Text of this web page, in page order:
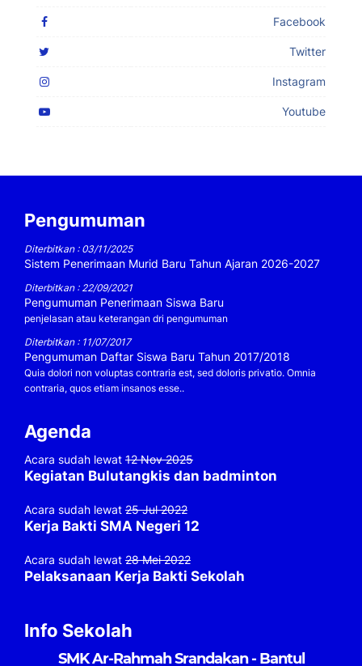
Facebook
Twitter
Instagram
Youtube
Pengumuman
Diterbitkan : 03/11/2025
Sistem Penerimaan Murid Baru Tahun Ajaran 2026-2027
Diterbitkan : 22/09/2021
Pengumuman Penerimaan Siswa Baru
penjelasan atau keterangan dri pengumuman
Diterbitkan : 11/07/2017
Pengumuman Daftar Siswa Baru Tahun 2017/2018
Quia dolori non voluptas contraria est, sed doloris privatio. Omnia
contraria, quos etiam insanos esse..
Agenda
Acara sudah lewat 12 Nov 2025
Kegiatan Bulutangkis dan badminton
Acara sudah lewat 25 Jul 2022
Kerja Bakti SMA Negeri 12
Acara sudah lewat 28 Mei 2022
Pelaksanaan Kerja Bakti Sekolah
Info Sekolah
SMK Ar-Rahmah Srandakan - Bantul